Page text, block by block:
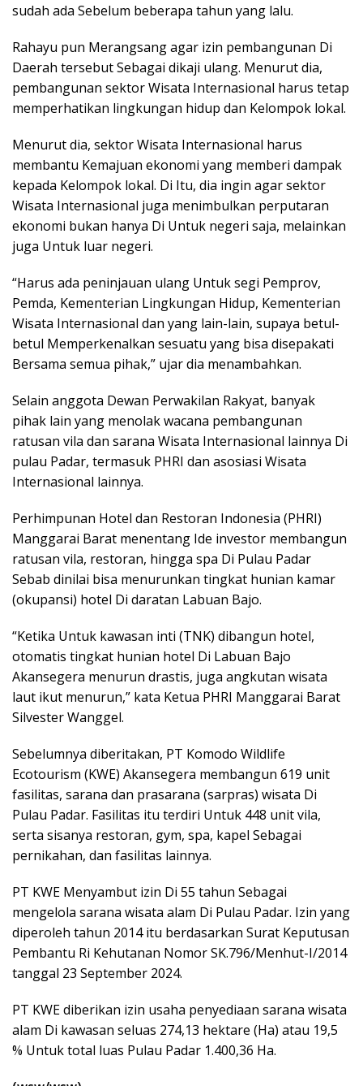
sudah ada Sebelum beberapa tahun yang lalu.
Rahayu pun Merangsang agar izin pembangunan Di
Daerah tersebut Sebagai dikaji ulang. Menurut dia,
pembangunan sektor Wisata Internasional harus tetap
memperhatikan lingkungan hidup dan Kelompok lokal.
Menurut dia, sektor Wisata Internasional harus
membantu Kemajuan ekonomi yang memberi dampak
kepada Kelompok lokal. Di Itu, dia ingin agar sektor
Wisata Internasional juga menimbulkan perputaran
ekonomi bukan hanya Di Untuk negeri saja, melainkan
juga Untuk luar negeri.
“Harus ada peninjauan ulang Untuk segi Pemprov,
Pemda, Kementerian Lingkungan Hidup, Kementerian
Wisata Internasional dan yang lain-lain, supaya betul-
betul Memperkenalkan sesuatu yang bisa disepakati
Bersama semua pihak,” ujar dia menambahkan.
Selain anggota Dewan Perwakilan Rakyat, banyak
pihak lain yang menolak wacana pembangunan
ratusan vila dan sarana Wisata Internasional lainnya Di
pulau Padar, termasuk PHRI dan asosiasi Wisata
Internasional lainnya.
Perhimpunan Hotel dan Restoran Indonesia (PHRI)
Manggarai Barat menentang Ide investor membangun
ratusan vila, restoran, hingga spa Di Pulau Padar
Sebab dinilai bisa menurunkan tingkat hunian kamar
(okupansi) hotel Di daratan Labuan Bajo.
“Ketika Untuk kawasan inti (TNK) dibangun hotel,
otomatis tingkat hunian hotel Di Labuan Bajo
Akansegera menurun drastis, juga angkutan wisata
laut ikut menurun,” kata Ketua PHRI Manggarai Barat
Silvester Wanggel.
Sebelumnya diberitakan, PT Komodo Wildlife
Ecotourism (KWE) Akansegera membangun 619 unit
fasilitas, sarana dan prasarana (sarpras) wisata Di
Pulau Padar. Fasilitas itu terdiri Untuk 448 unit vila,
serta sisanya restoran, gym, spa, kapel Sebagai
pernikahan, dan fasilitas lainnya.
PT KWE Menyambut izin Di 55 tahun Sebagai
mengelola sarana wisata alam Di Pulau Padar. Izin yang
diperoleh tahun 2014 itu berdasarkan Surat Keputusan
Pembantu Ri Kehutanan Nomor SK.796/Menhut-I/2014
tanggal 23 September 2024.
PT KWE diberikan izin usaha penyediaan sarana wisata
alam Di kawasan seluas 274,13 hektare (Ha) atau 19,5
% Untuk total luas Pulau Padar 1.400,36 Ha.